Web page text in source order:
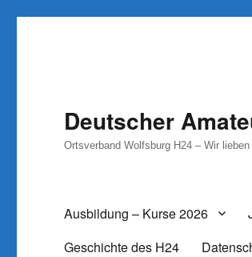
Deutscher
Ortsverband Wolfsburg H24 – Wir lieben
Ausbildung – Kurse 2026
Geschichte des H24